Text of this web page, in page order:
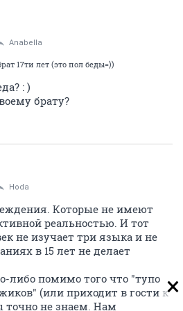
Anabella
17ти лет (это пол беды=))
: )
брату?
Hoda
Которые не имеют
реальностью. И тот
не изучает три языка и не
в 15 лет не делает
либо помимо того что "тупо
(или приходит в гости к
не знаем. Нам